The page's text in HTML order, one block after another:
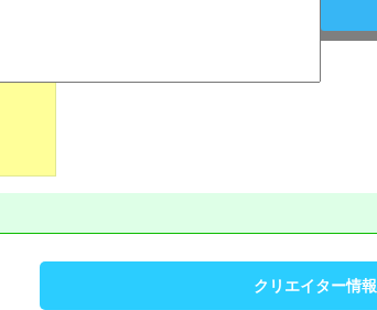
クリエイター情報